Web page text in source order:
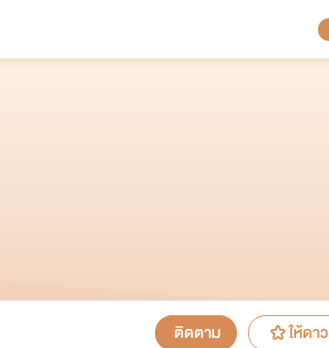
ติดตาม ให้ดาว